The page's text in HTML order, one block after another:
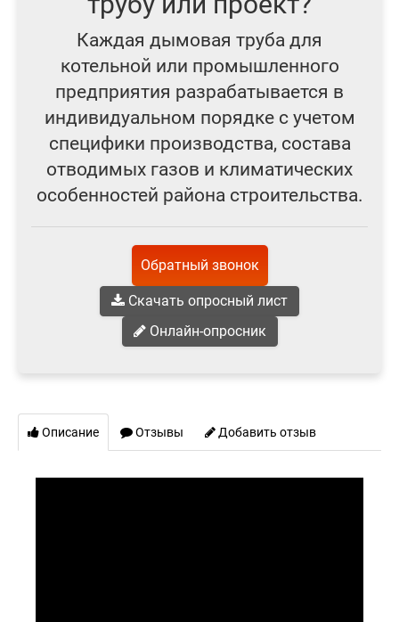
Каждая дымовая труба для
котельной или промышленного
предприятия разрабатывается в
индивидуальном порядке с учетом
специфики производства, состава
отводимых газов и климатических
особенностей района строительства.
Обратный звонок
Скачать опросный лист
Онлайн-опросник
Описание Отзывы Добавить отзыв